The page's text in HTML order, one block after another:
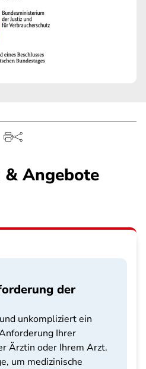
Angebote
der
unkompliziert ein
Ihrer
Ärztin oder Ihrem Arzt.
um medizinische